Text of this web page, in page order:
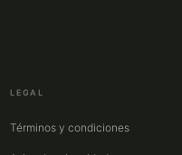
LEGAL
Términos y condiciones